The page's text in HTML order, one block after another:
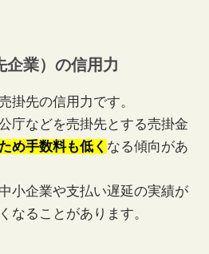
業）の信用力
掛先の信用力です。
庁などを売掛先とする売掛金
め手数料も低く なる傾向があ
小企業や支払い遅延の実績が
なることがあります。